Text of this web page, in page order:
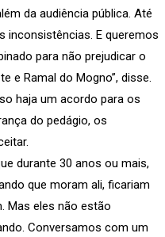
da audiência pública. Até
inconsistências. E queremos
para não prejudicar o
e Ramal do Mogno”, disse.
haja um acordo para os
do pedágio, os
durante 30 anos ou mais,
que moram ali, ficariam
Mas eles não estão
Conversamos com um